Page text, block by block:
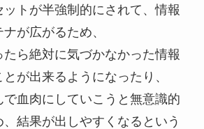
ットが半強制的にされて、情報
が広がるため、
ら絶対に気づかなかった情報
が出来るようになったり、
血肉にしていこうと無意識的
結果が出しやすくなるという